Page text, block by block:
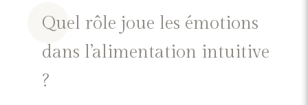
Quel rôle joue les émotions
dans l’alimentation intuitive
?